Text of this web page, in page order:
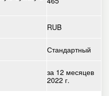
RUB
Стандартный
за 12 месяцев
2022 г.